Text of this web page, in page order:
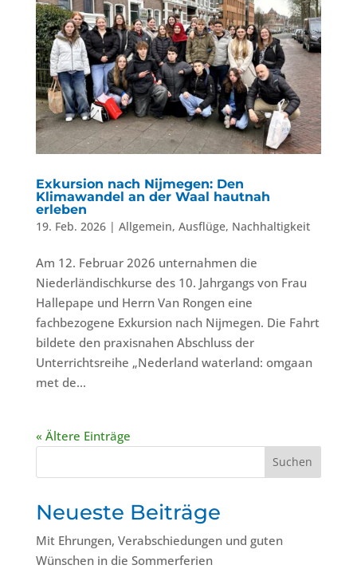
Exkursion nach Nijmegen: Den
Klimawandel an der Waal hautnah
erleben
19. Feb. 2026| Allgemein, Ausflüge, Nachhaltigkeit
Am 12. Februar 2026 unternahmen die
Niederländischkurse des 10. Jahrgangs von Frau
Hallepape und Herrn Van Rongen eine
fachbezogene Exkursion nach Nijmegen. Die Fahrt
bildete den praxisnahen Abschluss der
Unterrichtsreihe „Nederland waterland: omgaan
met de...
« Ältere Einträge
Suchen
Neueste Beiträge
Mit Ehrungen, Verabschiedungen und guten
Wünschen in die Sommerferien